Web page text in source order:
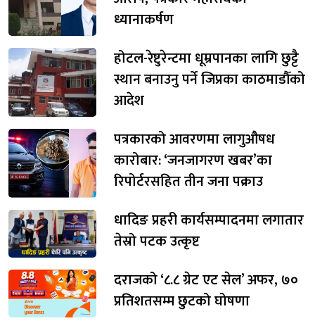
ध्यानाकर्षण
होटल-रेष्टुरेन्टमा धूम्रपानका लागि छुट्टै
स्थान बनाउनु पर्ने जिप्रका काठमाडौँको
आदेश
पत्रकारको आवरणमा लागुऔषध
कारोबार: ‘जनजागरण खबर’का
रिपोर्टरसहित तीन जना पक्राउ
धादिङ प्रहरी कार्यसम्पादनमा लगातार
तेस्रो पटक उत्कृष्ट
दराजको ‘८.८ ग्रेट एट सेल’ अफर, ७०
प्रतिशतसम्म छुटको घोषणा